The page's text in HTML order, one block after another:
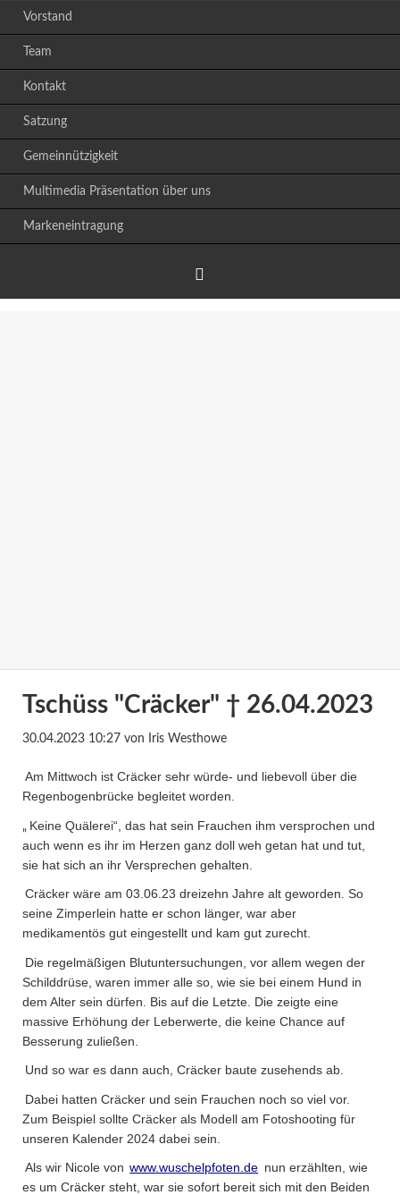
Vorstand
Team
Kontakt
Satzung
Gemeinnützigkeit
Multimedia Präsentation über uns
Markeneintragung
Tschüss "Cräcker" † 26.04.2023
30.04.2023 10:27 von Iris Westhowe
Am Mittwoch ist Cräcker sehr würde- und liebevoll über die
Regenbogenbrücke begleitet worden.
„ Keine Quälerei“, das hat sein Frauchen ihm versprochen und
auch wenn es ihr im Herzen ganz doll weh getan hat und tut,
sie hat sich an ihr Versprechen gehalten.
Cräcker wäre am 03.06.23 dreizehn Jahre alt geworden. So
seine Zimperlein hatte er schon länger, war aber
medikamentös gut eingestellt und kam gut zurecht.
Die regelmäßigen Blutuntersuchungen, vor allem wegen der
Schilddrüse, waren immer alle so, wie sie bei einem Hund in
dem Alter sein dürfen. Bis auf die Letzte. Die zeigte eine
massive Erhöhung der Leberwerte, die keine Chance auf
Besserung zuließen.
Und so war es dann auch, Cräcker baute zusehends ab.
Dabei hatten Cräcker und sein Frauchen noch so viel vor.
Zum Beispiel sollte Cräcker als Modell am Fotoshooting für
unseren Kalender 2024 dabei sein.
Als wir Nicole von www.wuschelpfoten.de nun erzählten, wie
es um Cräcker steht, war sie sofort bereit sich mit den Beiden